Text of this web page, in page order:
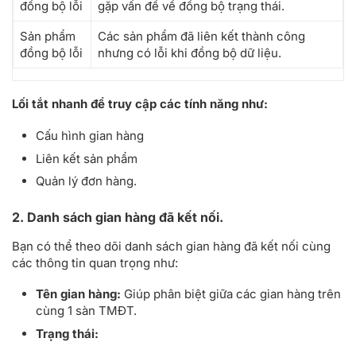
đồng bộ lỗi
gặp vấn đề về đồng bộ trạng thái.
Sản phẩm
đồng bộ lỗi
Các sản phẩm đã liên kết thành công
nhưng có lỗi khi đồng bộ dữ liệu.
Lối tắt nhanh để truy cập các tính năng như:
Cấu hình gian hàng
Liên kết sản phẩm
Quản lý đơn hàng.
2. Danh sách gian hàng đã kết nối.
Bạn có thể theo dõi danh sách gian hàng đã kết nối cùng
các thông tin quan trọng như:
Tên gian hàng: Giúp phân biệt giữa các gian hàng trên
cùng 1 sàn TMĐT.
Trạng thái: